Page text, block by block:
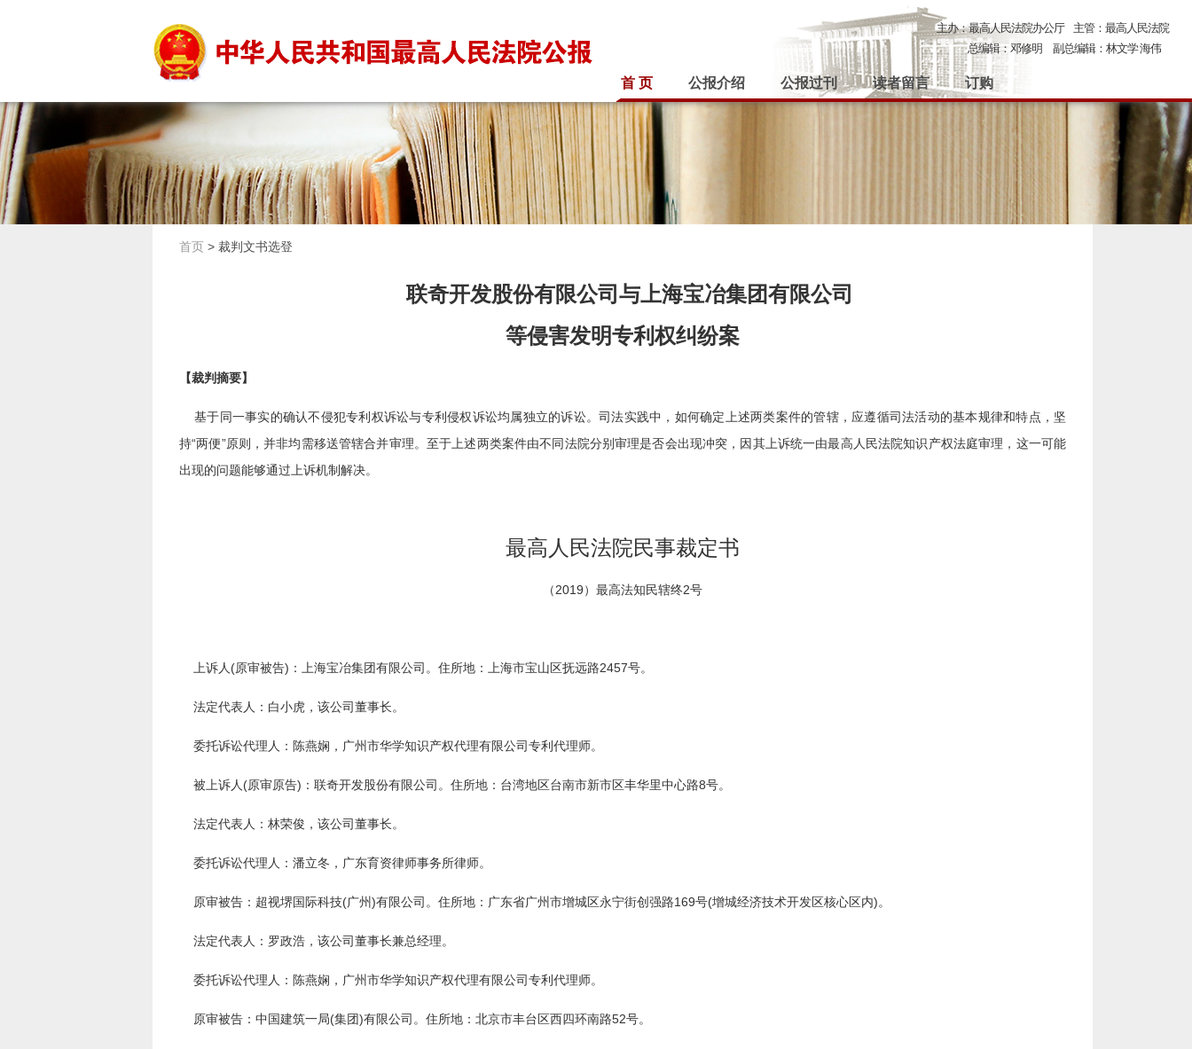
主办：最高人民法院办公厅
主管：最高人民法院
总编辑：邓修明
副总编辑：林文学 海伟
首 页 公报介绍 公报过刊 读者留言 订购
首页 > 裁判文书选登
联奇开发股份有限公司与上海宝冶集团有限公司
等侵害发明专利权纠纷案
【裁判摘要】
基于同一事实的确认不侵犯专利权诉讼与专利侵权诉讼均属独立的诉讼。司法实践中，如何确定上述两类案件的管辖，应遵循司法活动的基本规律和特点，坚
持“两便”原则，并非均需移送管辖合并审理。至于上述两类案件由不同法院分别审理是否会出现冲突，因其上诉统一由最高人民法院知识产权法庭审理，这一可能
出现的问题能够通过上诉机制解决。
最高人民法院民事裁定书
（2019）最高法知民辖终2号
上诉人(原审被告)：上海宝冶集团有限公司。住所地：上海市宝山区抚远路2457号。
法定代表人：白小虎，该公司董事长。
委托诉讼代理人：陈燕娴，广州市华学知识产权代理有限公司专利代理师。
被上诉人(原审原告)：联奇开发股份有限公司。住所地：台湾地区台南市新市区丰华里中心路8号。
法定代表人：林荣俊，该公司董事长。
委托诉讼代理人：潘立冬，广东育资律师事务所律师。
原审被告：超视堺国际科技(广州)有限公司。住所地：广东省广州市增城区永宁街创强路169号(增城经济技术开发区核心区内)。
法定代表人：罗政浩，该公司董事长兼总经理。
委托诉讼代理人：陈燕娴，广州市华学知识产权代理有限公司专利代理师。
原审被告：中国建筑一局(集团)有限公司。住所地：北京市丰台区西四环南路52号。